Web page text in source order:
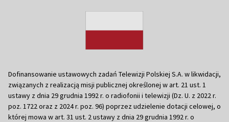
Dofinansowanie ustawowych zadań Telewizji Polskiej S.A. w likwidacji,
związanych z realizacją misji publicznej określonej w art. 21 ust. 1
ustawy z dnia 29 grudnia 1992 r. o radiofonii i telewizji (Dz. U. z 2022 r.
poz. 1722 oraz z 2024 r. poz. 96) poprzez udzielenie dotacji celowej, o
której mowa w art. 31 ust. 2 ustawy z dnia 29 grudnia 1992 r. o